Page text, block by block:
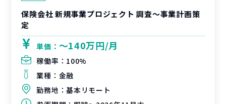
保険会社 新規事業プロジェクト 調査〜事業計画策
定
単価： 〜140万円/月
稼働率： 100%
業種： 金融
勤務地：基本リモート